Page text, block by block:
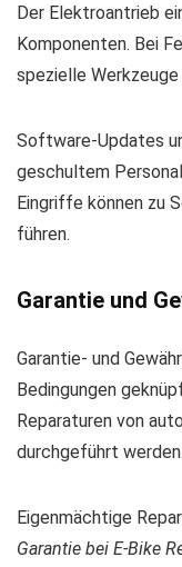
Der Elektroantrieb
Komponenten. Bei
spezielle
Software-Updates
geschultem
Eingriffe können zu
führen.
Garantie und
Garantie- und
Bedingungen
Reparaturen von
durchgeführt werden.
Eigenmächtige
Garantie bei E-Bike